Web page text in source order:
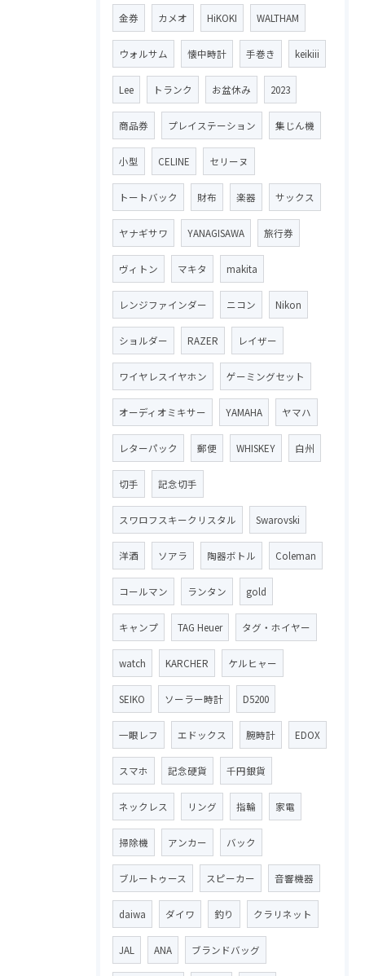
金券 カメオ HiKOKI WALTHAM
ウォルサム 懐中時計 手巻き keikiii
Lee トランク お盆休み 2023
商品券 プレイステーション 集じん機
小型 CELINE セリーヌ
トートバック 財布 楽器 サックス
ヤナギサワ YANAGISAWA 旅行券
ヴィトン マキタ makita
レンジファインダー ニコン Nikon
ショルダー RAZER レイザー
ワイヤレスイヤホン ゲーミングセット
オーディオミキサー YAMAHA ヤマハ
レターパック 郵便 WHISKEY 白州
切手 記念切手
スワロフスキークリスタル Swarovski
洋酒 ソアラ 陶器ボトル Coleman
コールマン ランタン gold
キャンプ TAG Heuer タグ・ホイヤー
watch KARCHER ケルヒャー
SEIKO ソーラー時計 D5200
一眼レフ エドックス 腕時計 EDOX
スマホ 記念硬貨 千円銀貨
ネックレス リング 指輪 家電
掃除機 アンカー バック
ブルートゥース スピーカー 音響機器
daiwa ダイワ 釣り クラリネット
JAL ANA ブランドバッグ